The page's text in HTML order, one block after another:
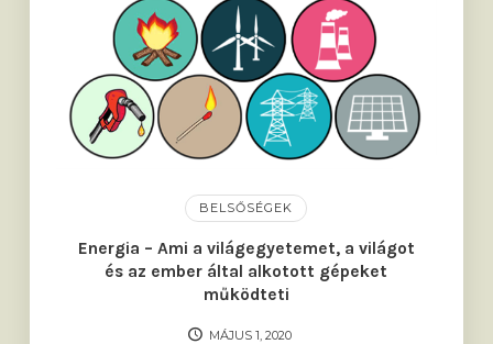
BELSŐSÉGEK
Energia – Ami a világegyetemet, a világot
és az ember által alkotott gépeket
működteti
MÁJUS 1, 2020